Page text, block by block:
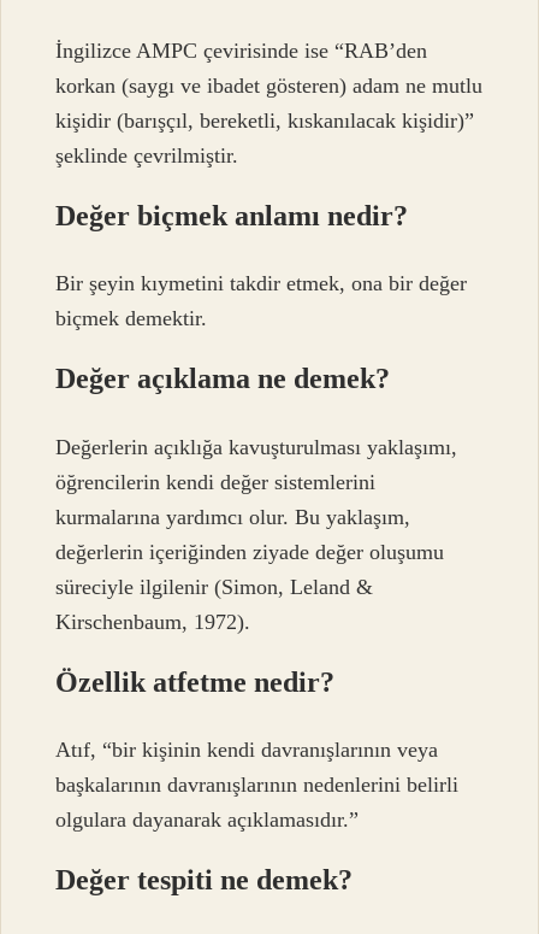
İngilizce AMPC çevirisinde ise “RAB’den
korkan (saygı ve ibadet gösteren) adam ne mutlu
kişidir (barışçıl, bereketli, kıskanılacak kişidir)”
şeklinde çevrilmiştir.
Değer biçmek anlamı nedir?
Bir şeyin kıymetini takdir etmek, ona bir değer
biçmek demektir.
Değer açıklama ne demek?
Değerlerin açıklığa kavuşturulması yaklaşımı,
öğrencilerin kendi değer sistemlerini
kurmalarına yardımcı olur. Bu yaklaşım,
değerlerin içeriğinden ziyade değer oluşumu
süreciyle ilgilenir (Simon, Leland &
Kirschenbaum, 1972).
Özellik atfetme nedir?
Atıf, “bir kişinin kendi davranışlarının veya
başkalarının davranışlarının nedenlerini belirli
olgulara dayanarak açıklamasıdır.”
Değer tespiti ne demek?